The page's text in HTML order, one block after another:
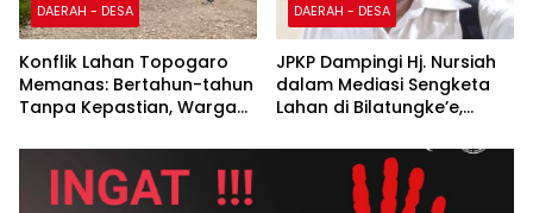
DAERAH - DESA
Konflik Lahan Topogaro
Memanas: Bertahun-tahun
Tanpa Kepastian, Warga
BJS Selesaikan Ganti Rugi
13,2 Ha
DAERAH - DESA
JPKP Dampingi Hj. Nursiah
dalam Mediasi Sengketa
Lahan di Bilatungke’e,